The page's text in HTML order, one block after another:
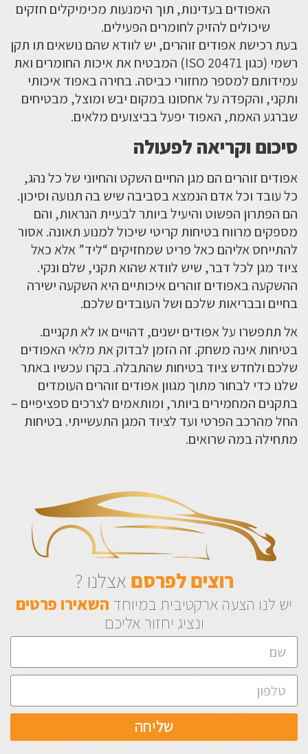
האפודים בעדינות, תוך הימנעות מכימיקלים חזקים
שיכולים להזיק לחומרים הפעילים.
בעת רכישתאפודים זוהרים, יש לוודא שהם נושאים תו תקן
רשמי (כגון ISO 20471) המבטיח את איכות החומרים ואת
עמידותם למספר מחזורי כביסה. בחירה באפוד איכותי
ותקני, והקפדה על אחסונו במקום יבש ומוצל, מבטיחים
שברגע האמת, האפוד יפעל בביצועים מלאים.
סיכום וקריאה לפעולה
אפודים זוהרים הם מגן החיים השקט והחיוני של כל נהג,
כל עובד וכל אדם הנמצא בסביבה שיש בה תנועה וסיכון.
הם הפתרון הפשוט והיעיל ביותר לבעיית הנראות, והם
מספקים מרווח בטיחות קריטי שיכול למנוע תאונה. אסור
להתייחס אליהם כאל פריט שמחזיקים “ליד” אלא כאל
ציוד מגן לכל דבר, שיש לוודא שהוא תקני, שלם ונקי.
ההשקעה באפודים זוהריםאיכותיים היא השקעה ישירה
בחיים ובבריאות שלכם ושל העובדים שלכם.
אל תתפשרו על אפודים ישנים, דהויים או לא תקניים.
בטיחות אינה משחק. זה הזמן לבדוק את מלאי האפודים
שלכם ולחדש ציוד בטיחות שהתבלה.בקרו עכשיו באתר
שלנו כדי לבחור מתוך מגווןאפודים זוהרים העומדים
בתקנים המחמירים ביותר, ומותאמים לצרכים ספציפיים –
החל מהרכב הפרטי ועד לציוד המגן התעשייתי. בטיחות
מתחילה במה שרואים.
רוציםלפרסם אצלנו ?
יש לנו הצעה ארקטיבית במיוחד השאירופרטים
ונציג יחזור אליכם
שליחה